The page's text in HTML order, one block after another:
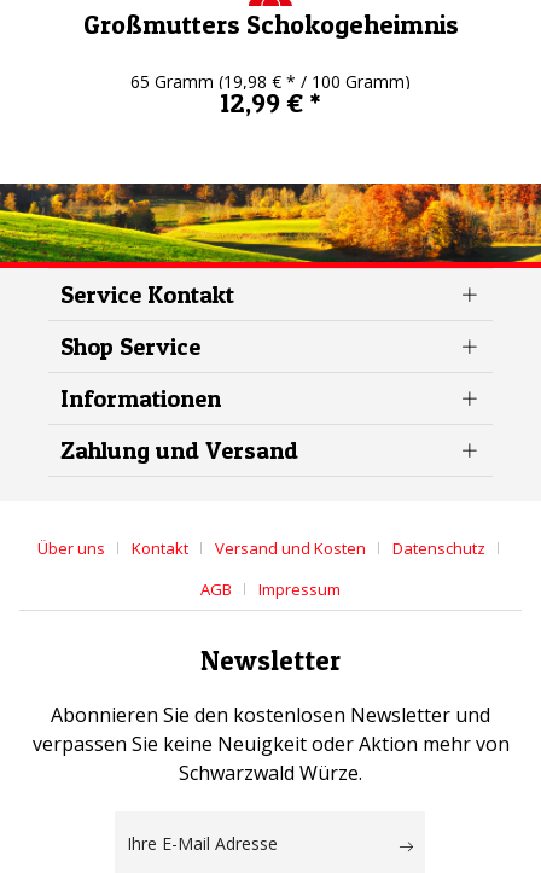
Großmutters Schokogeheimnis
65 Gramm (19,98 € * / 100 Gramm)
12,99 € *
Service Kontakt
Shop Service
Informationen
Zahlung und Versand
Über uns Kontakt Versand und Kosten
Datenschutz
AGB
Impressum
Newsletter
Abonnieren Sie den kostenlosen Newsletter und
verpassen Sie keine Neuigkeit oder Aktion mehr von
Schwarzwald Würze.